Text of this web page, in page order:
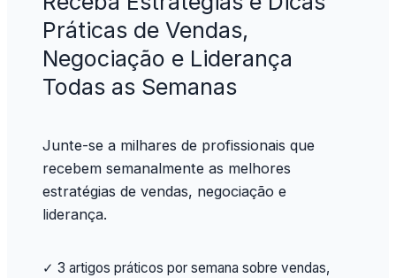
Práticas de Vendas,
Negociação e Liderança
Todas as Semanas
Junte-se a milhares de profissionais que
recebem semanalmente as melhores
estratégias de vendas, negociação e
liderança.
✓ 3 artigos práticos por semana sobre vendas,